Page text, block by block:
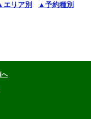
エリア別 ▲予約種別
へ